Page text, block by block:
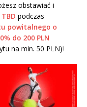
obstawiać i
TBD podczas
powitalnego o
do 200 PLN
na min. 50 PLN)!